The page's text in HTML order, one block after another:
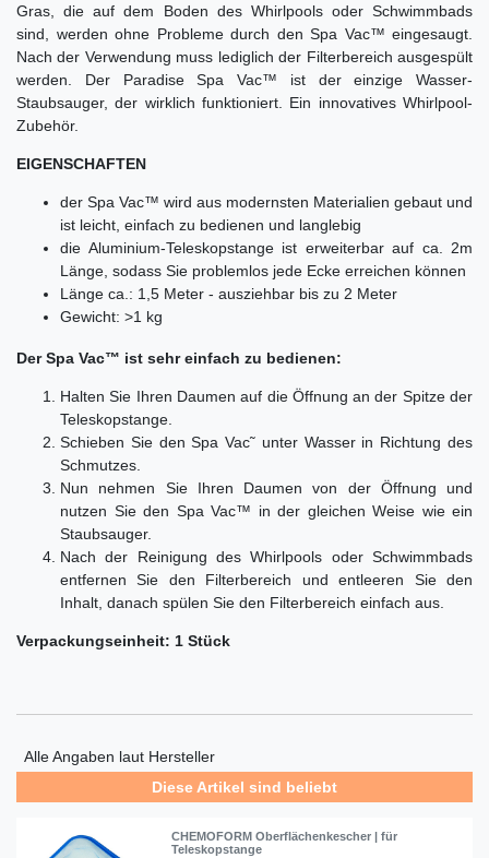
Gras, die auf dem Boden des Whirlpools oder Schwimmbads
sind, werden ohne Probleme durch den Spa Vac™ eingesaugt.
Nach der Verwendung muss lediglich der Filterbereich ausgespült
werden. Der Paradise Spa Vac™ ist der einzige Wasser-
Staubsauger, der wirklich funktioniert. Ein innovatives Whirlpool-
Zubehör.
EIGENSCHAFTEN
der Spa Vac™ wird aus modernsten Materialien gebaut und
ist leicht, einfach zu bedienen und langlebig
die Aluminium-Teleskopstange ist erweiterbar auf ca. 2m
Länge, sodass Sie problemlos jede Ecke erreichen können
Länge ca.: 1,5 Meter - ausziehbar bis zu 2 Meter
Gewicht: >1 kg
Der Spa Vac™ ist sehr einfach zu bedienen:
Halten Sie Ihren Daumen auf die Öffnung an der Spitze der
Teleskopstange.
Schieben Sie den Spa Vac˜ unter Wasser in Richtung des
Schmutzes.
Nun nehmen Sie Ihren Daumen von der Öffnung und
nutzen Sie den Spa Vac™ in der gleichen Weise wie ein
Staubsauger.
Nach der Reinigung des Whirlpools oder Schwimmbads
entfernen Sie den Filterbereich und entleeren Sie den
Inhalt, danach spülen Sie den Filterbereich einfach aus.
Verpackungseinheit: 1 Stück
Alle Angaben laut Hersteller
Diese Artikel sind beliebt
CHEMOFORM Oberflächenkescher | für
Teleskopstange